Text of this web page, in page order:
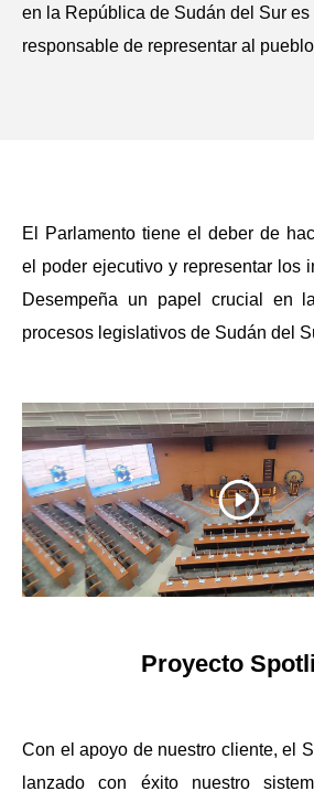
en la República de Sudán del Sur
responsable de representar al
El Parlamento tiene el deber de
el poder ejecutivo y representar los
Desempeña un papel crucial en
procesos legislativos de Sudán del
Proyecto
Con el apoyo de nuestro cliente, el
lanzado con éxito nuestro